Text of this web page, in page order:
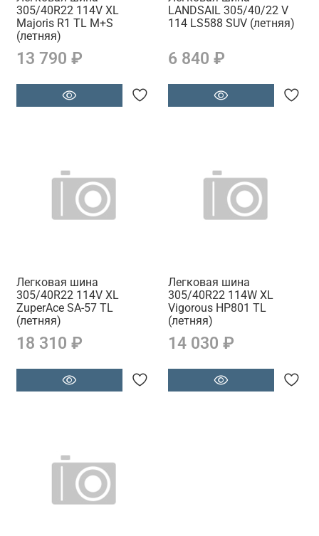
305/40R22 114V XL
Majoris R1 TL M+S
(летняя)
13 790 ₽
LANDSAIL 305/40/22 V
114 LS588 SUV (летняя)
6 840 ₽
Легковая шина
305/40R22 114V XL
ZuperAce SA-57 TL
(летняя)
18 310 ₽
Легковая шина
305/40R22 114W XL
Vigorous HP801 TL
(летняя)
14 030 ₽